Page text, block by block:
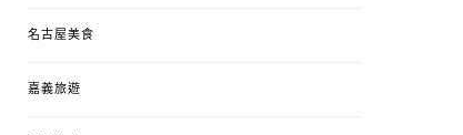
名古屋美食
嘉義旅遊